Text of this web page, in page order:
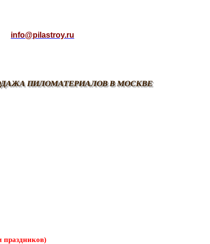
ПИЛОМАТЕРИАЛОВ В МОСКВЕ
info@pilastroy.ru
праздников)